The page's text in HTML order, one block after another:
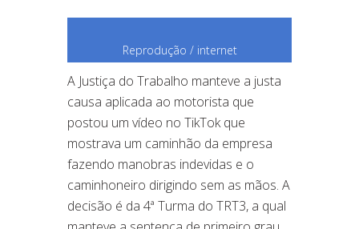
Reprodução / internet
A Justiça do Trabalho manteve a justa
causa aplicada ao motorista que
postou um vídeo no TikTok que
mostrava um caminhão da empresa
fazendo manobras indevidas e o
caminhoneiro dirigindo sem as mãos. A
decisão é da 4ª Turma do TRT3, a qual